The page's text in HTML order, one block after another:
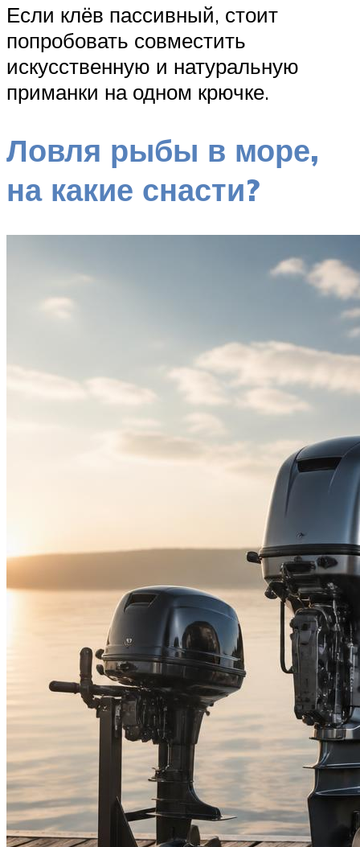
Если клёв пассивный, стоит
попробовать совместить
искусственную и натуральную
приманки на одном крючке.
Ловля рыбы в море,
на какие снасти?